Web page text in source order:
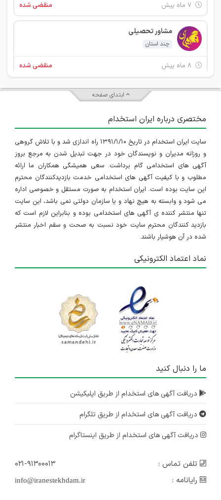
منقضی شده
مشاور تحصیلی
چند استان
منقضی شده
مشاور تحصیلی
۱۱ ماه پیش منقضی شده
مشاور تحصیلی کنکور
چند استان
۱۱ ماه پیش منقضی شده
مشاور تحصیلی (مشاور فروش)
چند استان
مشاور تحصیلی
چند استان
۱ سال پیش
مشاور تحصیلی
چند استان
ابتدای صفحه
مختصری درباره ایران استخدام
سایت ایران استخدام در تاریخ ۱۳۹۱/۱/۱۰ راه اندازی شد و با تلاش گروهی
و روزانه مدیران و نویسندگان خود در جهت تبدیل شدن به مرجع بروز
آگهی های استخدامی گام برداشت. سعی همیشگی همکاران ما ارائه
مطلوب و با کیفیت آگهی های استخدامی خدمت بازدیدکنندگان محترم
این سایت بوده است. ایران استخدام به صورت مستقل و خصوصی اداره
می شود و وابسته به هیچ نهاد و یا سازمان دولتی نمی باشد، این سایت
تنها منتشر کننده ی آگهی های استخدامی بوده و بنابراین لازم است که
بازدید کنندگان محترم سایت خود نسبت به صحت و سقم اخبار منتشر
شده در آن هوشیار باشند.
نماد اعتماد الکترونیکی
ما را دنبال کنید
دریافت آگهی های استخدام از طریق اپلیکیشن
دریافت آگهی های استخدام از طریق تلگرام
دریافت آگهی های استخدام از طریق اینستاگرام
تلفن تماس :
۰۲۱-۹۱۳۰۰۰۱۳
رایانامه :
info@iranestekhdam.ir